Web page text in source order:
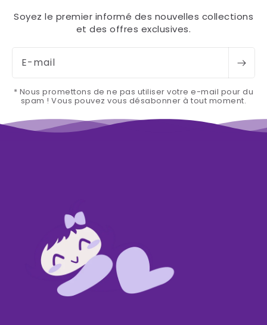
Soyez le premier informé des nouvelles collections
et des offres exclusives.
E-mail
* Nous promettons de ne pas utiliser votre e-mail pour du
spam ! Vous pouvez vous désabonner à tout moment.